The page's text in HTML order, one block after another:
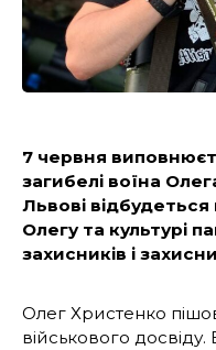
7 червня
загибелі воїна
Львові
Олегу та культурі
захисників і
Олег Христенко
військового